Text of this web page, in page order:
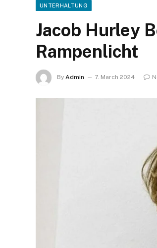
UNTERHALTUNG
Jacob Hurley
Rampenlicht
By Admin 7. March 2024